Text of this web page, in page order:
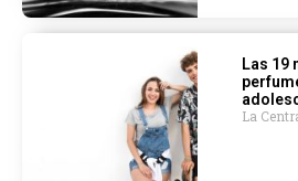
Las 19
La